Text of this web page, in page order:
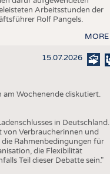
Arbeitsstunden der
Rolf Pangels.
MORE
15.07.2026
Wochenende diskutiert.
in Deutschland.
von Verbraucherinnen und
Rahmenbedingungen für
die Flexibilität
Teil dieser Debatte sein."